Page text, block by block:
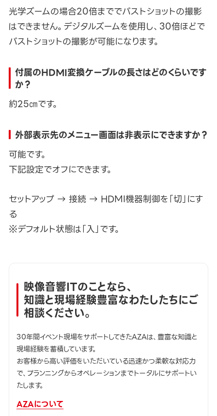
光学ズームの場合20倍まででバストショットの撮影
はできません。デジタルズームを使用し、30倍ほどで
バストショットの撮影が可能になります。
付属のHDMI変換ケーブルの長さはどのくらいです
か？
約25㎝です。
外部表示先のメニュー画面は非表示にできますか？
可能です。
下記設定でオフにできます。
セットアップ → 接続 → HDMI機器制御を「切」にす
る
※デフォルト状態は「入」です。
映像音響ITのことなら、
知識と現場経験豊富なわたしたちにご
相談ください。
30年間イベント現場をサポートしてきたAZAは、豊富な知識と
現場経験を蓄積しています。
お客様から高い評価をいただいている迅速かつ柔軟な対応力
で、プランニングからオペレーションまでトータルにサポートい
たします。
AZAについて